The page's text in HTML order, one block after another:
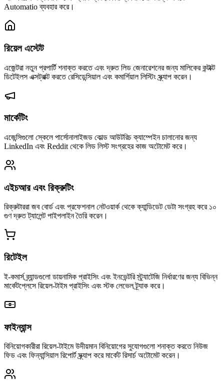
Automatio ব্যবহার করে।
রিয়েল এস্টেট
এজেন্টরা নতুন প্রপার্টি শনাক্ত করতে এবং দ্রুত লিড জেনারেশনের জন্য মালিকের কন্টাক্ট
ডিটেইলস এক্সট্রাক্ট করতে রেসিডেন্সিয়াল এবং কমার্শিয়াল লিস্টিং স্ক্র্যাপ করেন।
মার্কেটিং
এজেন্সিগুলো স্কেলে পার্সোনালাইজড কোল্ড আউটরিচ ক্যাম্পেইন চালানোর জন্য
LinkedIn এবং Reddit থেকে লিড লিস্ট সংগ্রহের কাজ অটোমেট করে।
এইচআর এবং রিক্রুটিং
রিক্রুটাররা জব বোর্ড এবং প্রফেশনাল নেটওয়ার্ক থেকে ক্যান্ডিডেট ডেটা সংগ্রহ করে ১০
গুণ দ্রুত ট্যালেন্ট পাইপলাইন তৈরি করেন।
রিটেইল
ই-কমার্স ব্র্যান্ডগুলো ডায়নামিক প্রাইসিং এবং ইনভেন্টরি স্ট্র্যাটেজি নির্ধারণের জন্য বিভিন্ন
মার্কেটপ্লেসে রিয়েল-টাইম প্রাইসিং এবং স্টক লেভেল ট্র্যাক করে।
ফাইন্যান্স
বিনিয়োগকারীরা রিয়েল-টাইমে উদীয়মান বিনিয়োগের সুযোগগুলো শনাক্ত করতে নিউজ
ফিড এবং ফিন্যান্সিয়াল রিপোর্ট স্ক্র্যাপ করে মার্কেট রিসার্চ অটোমেট করেন।